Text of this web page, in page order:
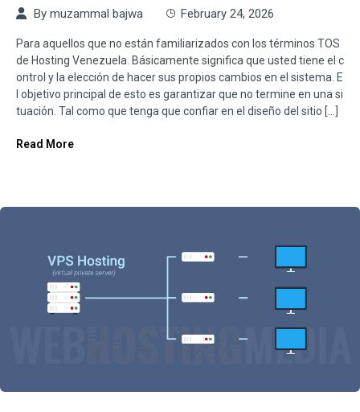
By muzammal bajwa February 24, 2026
Para aquellos que no están familiarizados con los términos TOS
de Hosting Venezuela. Básicamente significa que usted tiene el c
ontrol y la elección de hacer sus propios cambios en el sistema. E
l objetivo principal de esto es garantizar que no termine en una si
tuación. Tal como que tenga que confiar en el diseño del sitio […]
Read More